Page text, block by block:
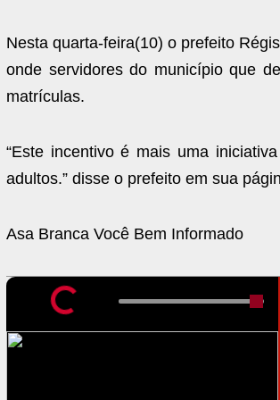
Nesta quarta-feira(10) o prefeito
onde servidores do município que
matrículas.
“Este incentivo é mais uma
adultos.” disse o prefeito em sua
Asa Branca Você Bem Informado